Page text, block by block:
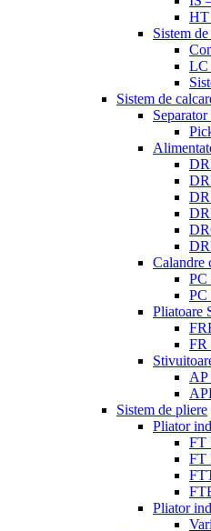
HT
Sistem
LC
Sistem de
Calandre
PC
PC
Pliatoare
FR
AP
Sistem de pliere
Pliator
FT
FT
Pliator